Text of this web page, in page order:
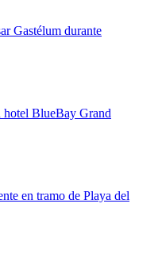
Gastélum durante
hotel BlueBay Grand
en tramo de Playa del